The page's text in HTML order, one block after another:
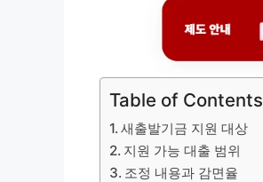
Table of Contents
새출발기금 지원 대상
지원 가능 대출 범위
조정 내용과 감면율